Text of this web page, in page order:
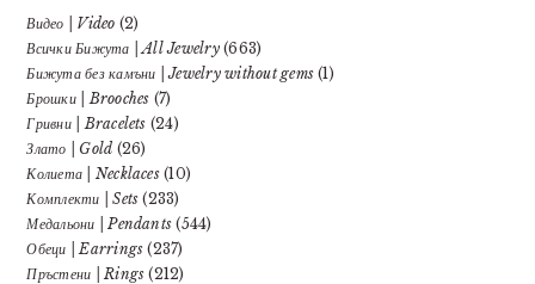
Видео | Video (2)
Всички Бижута | All Jewelry(663)
Бижута без камъни | Jewelry without gems (1)
Брошки | Brooches (7)
Гривни | Bracelets (24)
Злато | Gold (26)
Колиета | Necklaces(10)
Комплекти | Sets (233)
Медальони | Pendants (544)
Обеци | Earrings (237)
Пръстени | Rings (212)